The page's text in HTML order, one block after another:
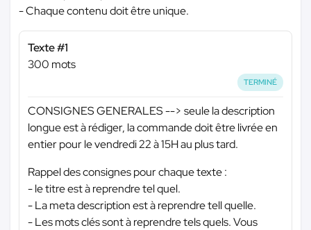
- Chaque contenu doit être unique.
Texte #1
300 mots
TERMINÉ
CONSIGNES GENERALES --> seule la description
longue est à rédiger, la commande doit être livrée en
entier pour le vendredi 22 à 15H au plus tard.
Rappel des consignes pour chaque texte :
- le titre est à reprendre tel quel.
- La meta description est à reprendre tell quelle.
- Les mots clés sont à reprendre tels quels. Vous